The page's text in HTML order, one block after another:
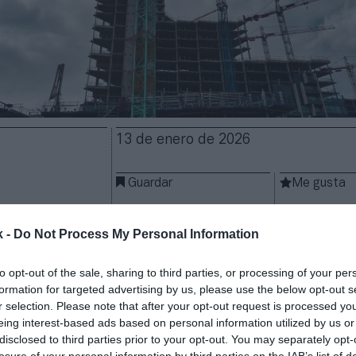
- Do Not Process My Personal Information
opt-out of the sale, sharing to third parties, or processing of your
for targeted advertising by us, please use the below opt-out
selection. Please note that after your opt-out request is processed
interest-based ads based on personal information utilized by us
to third parties prior to your opt-out. You may separately
13 de enero de 2026
Guardar Me gusta
obra deportiva se dispara en los once primeros
y remodelación de equipamientos deportivos por
hasta noviembre, un51,6% más
que en el
cuandose registraron 827,4 millones. En octubre,
total registrado en 2024, 1.057 millones de
por la patronal de la construcción Seopan